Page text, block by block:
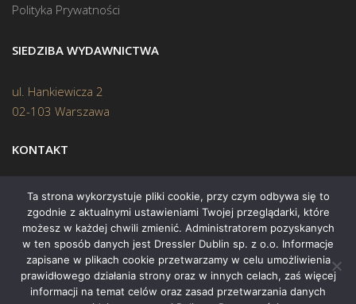
Polityka Prywatności
SIEDZIBA WYDAWNICTWA
ul. Hankiewicza 2
02-103 Warszawa
KONTAKT
Biuro: (22) 45 70 402
Mail:biuro@swiatksiazki.pl
Ta strona wykorzystuje pliki cookie, przy czym odbywa się to
zgodnie z aktualnymi ustawieniami Twojej przeglądarki, które
możesz w każdej chwili zmienić. Administratorem pozyskanych
w ten sposób danych jest Dressler Dublin sp. z o.o. Informacje
zapisane w plikach cookie przetwarzamy w celu umożliwienia
prawidłowego działania strony oraz w innych celach, zaś więcej
informacji na temat celów oraz zasad przetwarzania danych